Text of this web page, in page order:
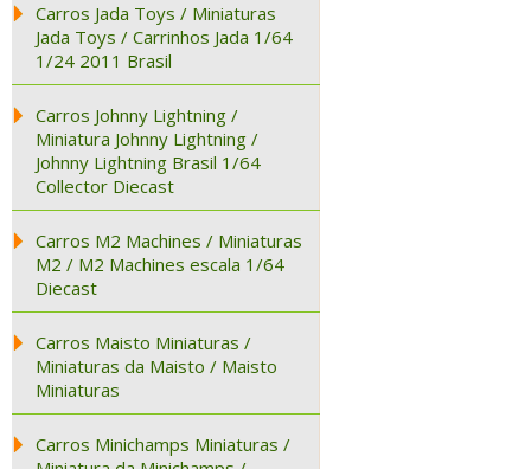
Carros Jada Toys / Miniaturas
Jada Toys / Carrinhos Jada 1/64
1/24 2011 Brasil
Carros Johnny Lightning /
Miniatura Johnny Lightning /
Johnny Lightning Brasil 1/64
Collector Diecast
Carros M2 Machines / Miniaturas
M2 / M2 Machines escala 1/64
Diecast
Carros Maisto Miniaturas /
Miniaturas da Maisto / Maisto
Miniaturas
Carros Minichamps Miniaturas /